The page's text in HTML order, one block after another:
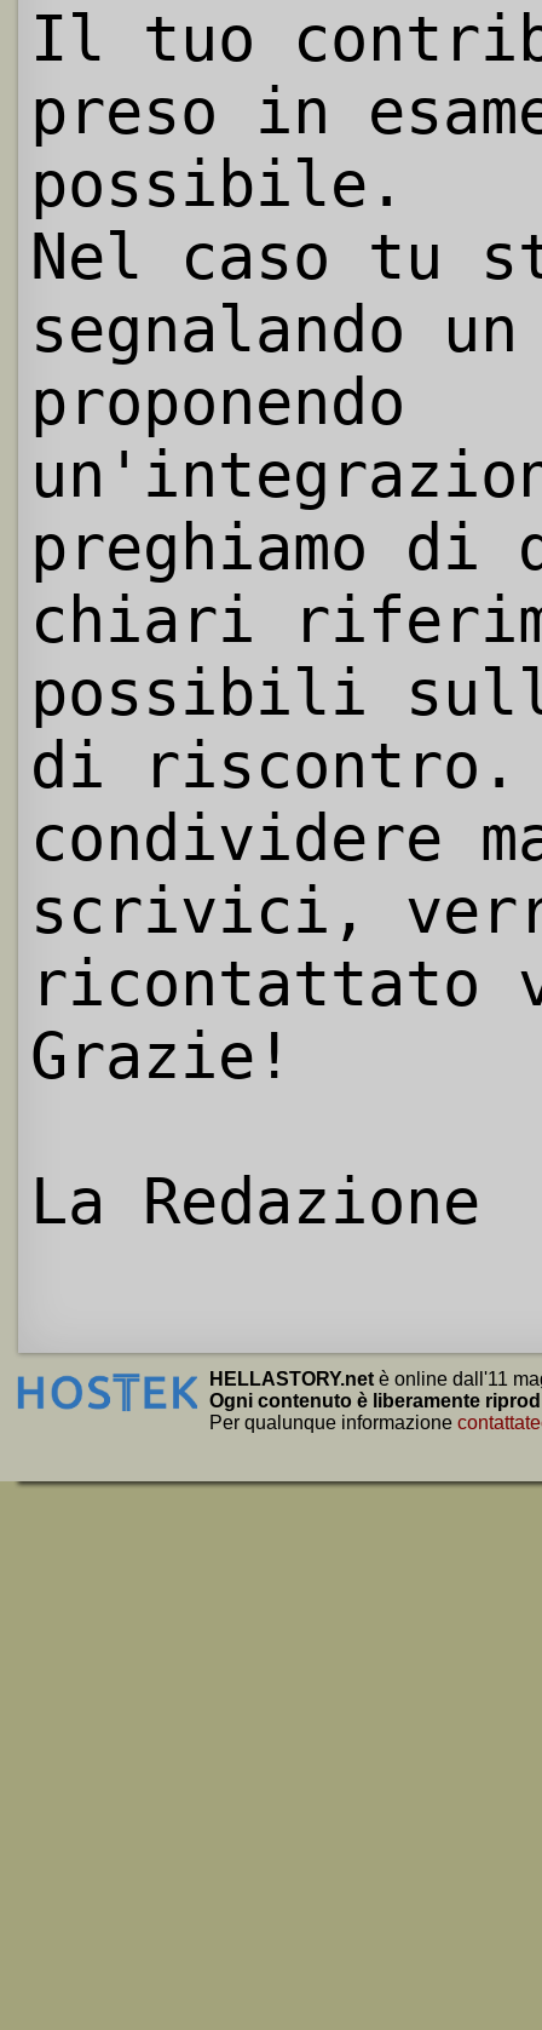
Il tuo
preso in
possibile.
Nel caso tu
segnalando
proponendo
preghiamo
chiari
possibili
di riscontro.
condividere
scrivici,
ricontattato
Grazie!
La Redazione
HELLASTORY.net è online dall'11
Ogni contenuto è liberamente
Per qualunque informazione